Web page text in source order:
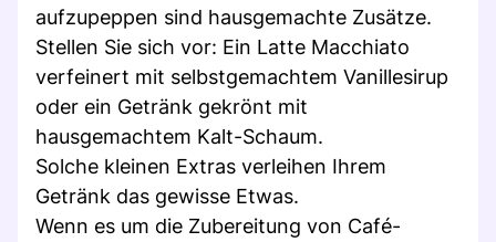
aufzupeppen sind hausgemachte Zusätze.
Stellen Sie sich vor: Ein Latte Macchiato
verfeinert mit selbstgemachtem Vanillesirup
oder ein Getränk gekrönt mit
hausgemachtem Kalt-Schaum.
Solche kleinen Extras verleihen Ihrem
Getränk das gewisse Etwas.
Wenn es um die Zubereitung von Café-